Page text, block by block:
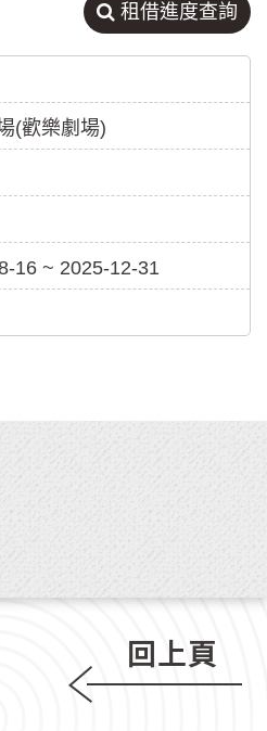
租借進度查詢
(歡樂劇場)
16 ~ 2025-12-31
回上頁